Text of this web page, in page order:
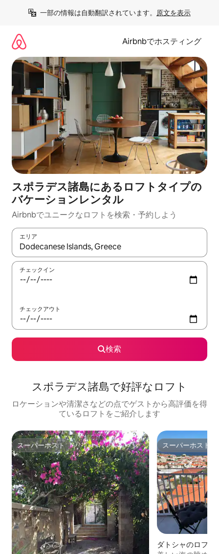
一部の情報は自動翻訳されています。 原文を表示
Airbnbでホスティング
スポラデス諸島にあるロフトタイプの
バケーションレンタル
Airbnbでユニークなロフトを検索・予約しよう
エリア
検索結果が表示されたら、上下の矢印キーを使って移動するか
チェックイン
チェックアウト
検索
スポラデス諸島で好評なロフト
ロケーションや清潔さなどの点でゲストから高評価を得
ているロフトをご紹介します
スーパーホスト
スーパーホスト スーパーホスト
スーパーホスト
ダトシャのロフト